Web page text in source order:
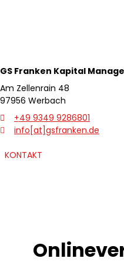
GS Franken Kapital
Am Zellenrain 48
97956 Werbach
+49 9349 9286801
info[at]gsfranken.de
KONTAKT
zurück